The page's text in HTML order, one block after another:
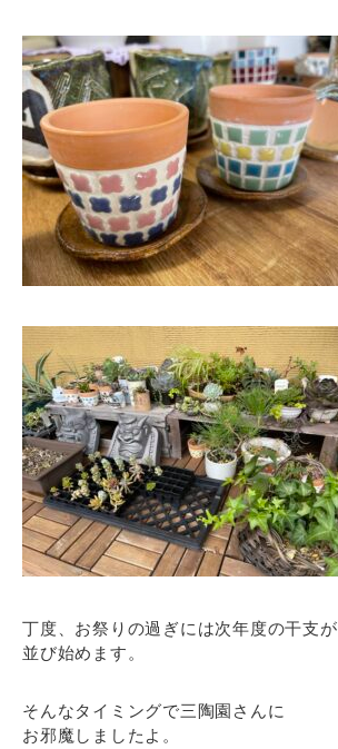
丁度、お祭りの過ぎには次年度の干支が
並び始めます。
そんなタイミングで三陶園さんに
お邪魔しましたよ。